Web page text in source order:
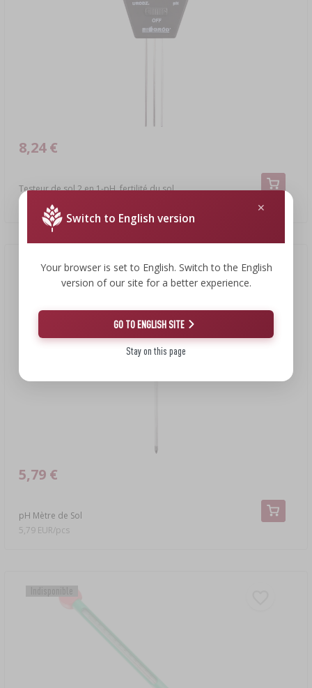
Testeur de sol 2 en 1-pH, fertilité du sol
8,24 €
8,24 EUR/pcs
pH Mètre de Sol
5,79 €
5,79 EUR/pcs
Switch to English version
Your browser is set to English. Switch to the English
version of our site for a better experience.
GO TO ENGLISH SITE
Stay on this page